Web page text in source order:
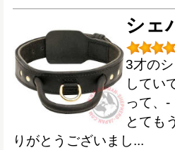
シェ
3才の
してい
って、-
とても
りがとうございまし...